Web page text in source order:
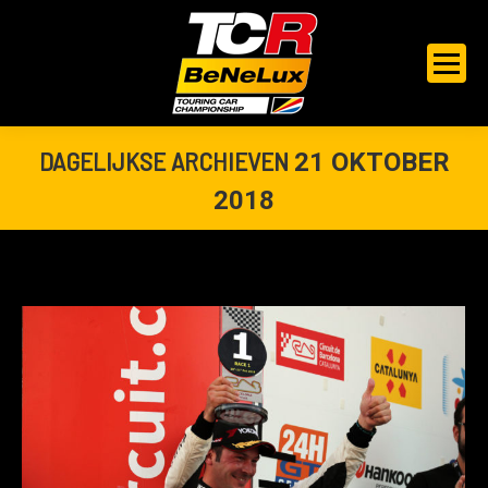
DAGELIJKSE ARCHIEVEN 21 OKTOBER
2018
Je bent hier: